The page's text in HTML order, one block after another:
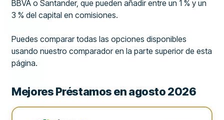
BBVA o Santander, que pueden añadir entre un 1 % y un
3 % del capital en comisiones.
Puedes comparar todas las opciones disponibles
usando nuestro comparador en la parte superior de esta
página.
Mejores Préstamos en agosto 2026